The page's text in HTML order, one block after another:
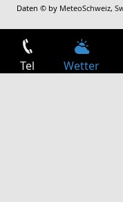
Daten © by MeteoSchweiz,
Tel Wetter